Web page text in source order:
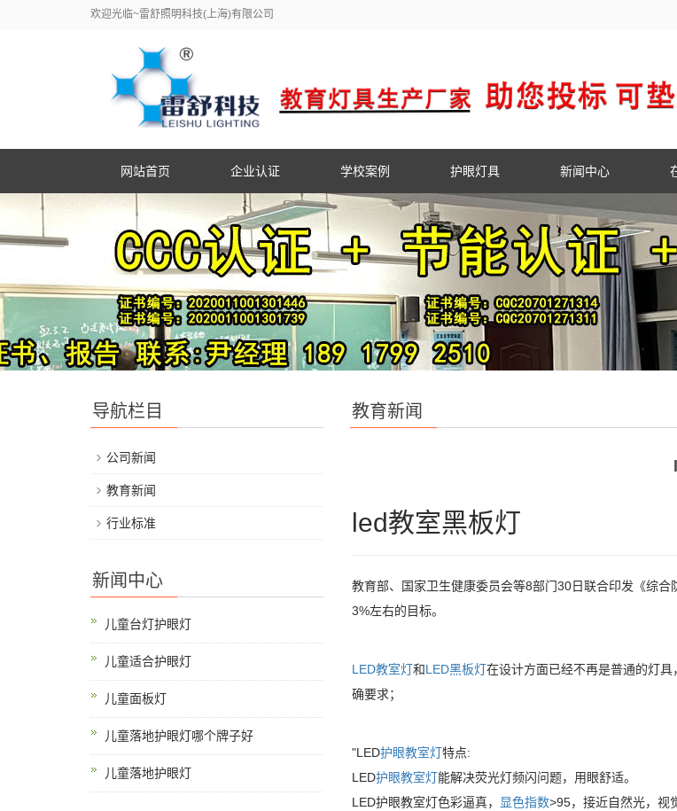
欢迎光临~雷舒照明科技(上海)有限公司
网站首页 企业认证 学校案例 护眼灯具 新闻中心
教育新闻
led教室黑板灯
教育部、国家卫生健康委员会等8部门30日联合印发《综
3%左右的目标。
LED教室灯和LED黑板灯在设计方面已经不再是普通的灯具，
确要求；
"LED护眼教室灯特点:
LED护眼教室灯能解决荧光灯频闪问题，用眼舒适。
LED护眼教室灯色彩逼真，
显色指数>95，接近自然光，视
导航栏目
公司新闻
教育新闻
行业标准
新闻中心
儿童台灯护眼灯
儿童适合护眼灯
儿童面板灯
儿童落地护眼灯哪个牌子好
儿童落地护眼灯